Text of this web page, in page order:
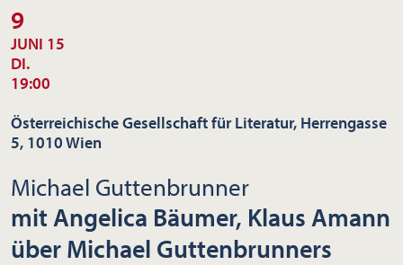
9
JUNI 15
DI.
19:00
Österreichische Gesellschaft für Literatur, Herrengasse
5, 1010 Wien
Michael Guttenbrunner
mit Angelica Bäumer, Klaus Amann
über Michael Guttenbrunners